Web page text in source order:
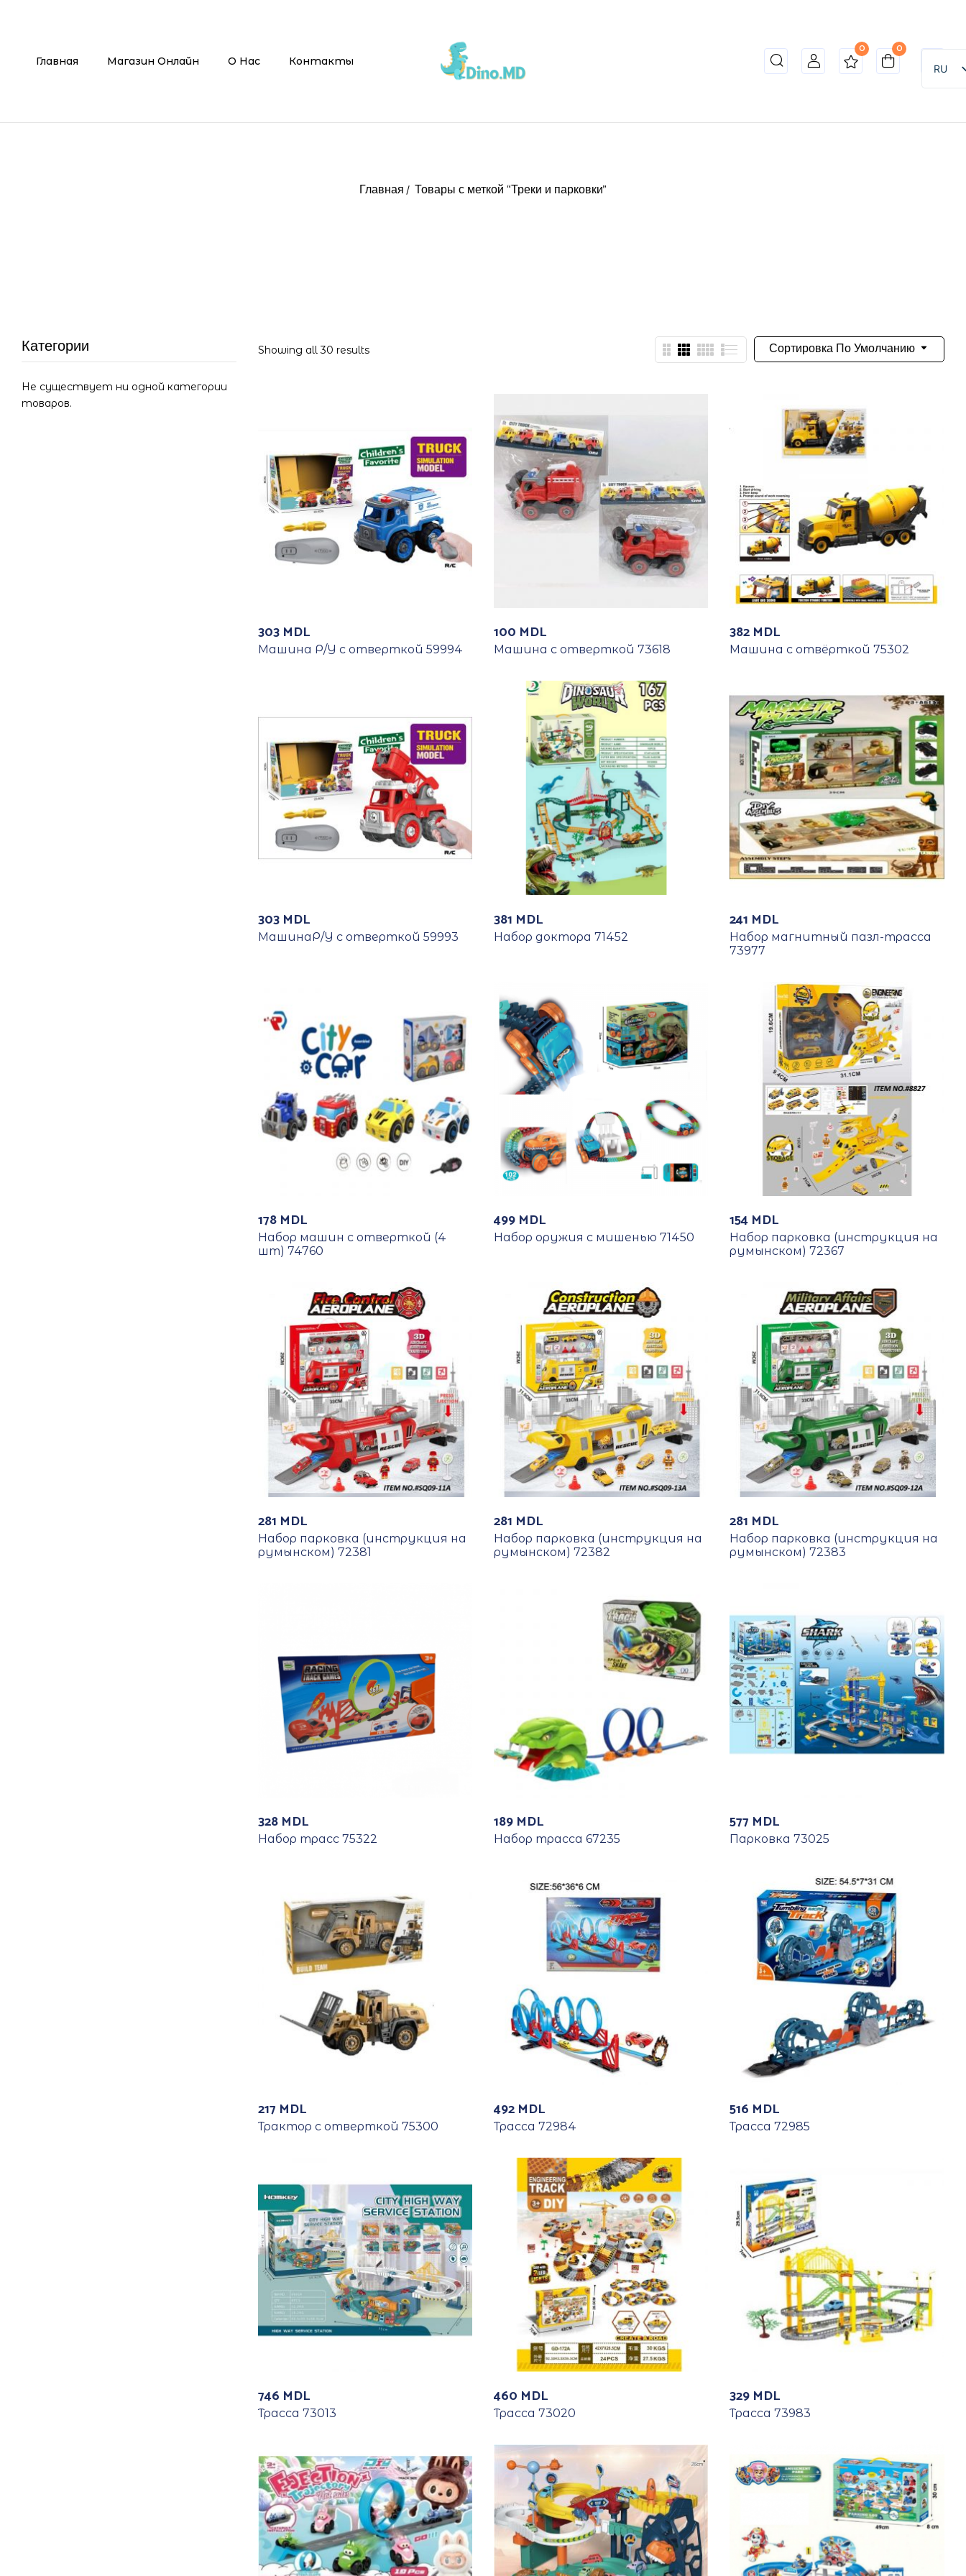
Главная Магазин Онлайн О Нас Контакты
0 0
RU
Главная Товары с меткой “Треки и парковки”
Категории
Не существует ни одной категории
товаров.
Сортировка По Умолчанию
Showing all 30 results
303 MDL
Машина Р/У с отверткой 59994
100 MDL
Машина с отверткой 73618
382 MDL
Машина с отвёрткой 75302
303 MDL
МашинаР/У с отверткой 59993
381 MDL
Набор доктора 71452
241 MDL
Набор магнитный пазл-трасса
73977
178 MDL
Набор машин с отверткой (4
шт) 74760
499 MDL
Набор оружия с мишенью 71450
154 MDL
Набор парковка (инструкция на
румынском) 72367
281 MDL
Набор парковка (инструкция на
румынском) 72381
281 MDL
Набор парковка (инструкция на
румынском) 72382
281 MDL
Набор парковка (инструкция на
румынском) 72383
328 MDL
Набор трасс 75322
189 MDL
Набор трасса 67235
577 MDL
Парковка 73025
217 MDL
Трактор с отверткой 75300
492 MDL
Трасса 72984
516 MDL
Трасса 72985
746 MDL
Трасса 73013
460 MDL
Трасса 73020
329 MDL
Трасса 73983